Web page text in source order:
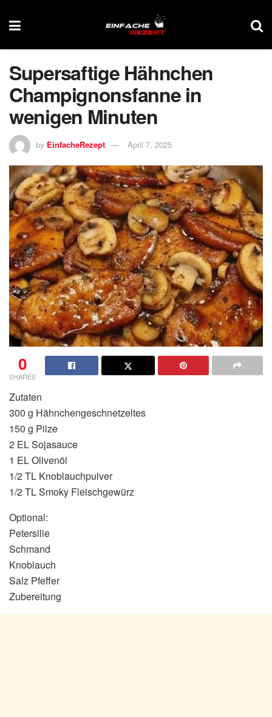
Supersaftige Hähnchen
Champignonsfanne in
wenigen Minuten
by EinfacheRezept April 7, 2025
0
SHARES
Zutaten
300 g Hähnchengeschnetzeltes
150 g Pilze
2 EL Sojasauce
1 EL Olivenöl
1/2 TL Knoblauchpulver
1/2 TL Smoky Fleischgewürz
Optional:
Petersilie
Schmand
Knoblauch
Salz Pfeffer
Zubereitung